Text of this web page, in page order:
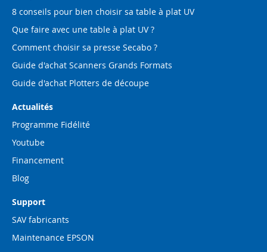
8 conseils pour bien choisir sa table à plat UV
Que faire avec une table à plat UV ?
Comment choisir sa presse Secabo ?
Guide d'achat Scanners Grands Formats
Guide d'achat Plotters de découpe
Actualités
Programme Fidélité
Youtube
Financement
Blog
Support
SAV fabricants
Maintenance EPSON